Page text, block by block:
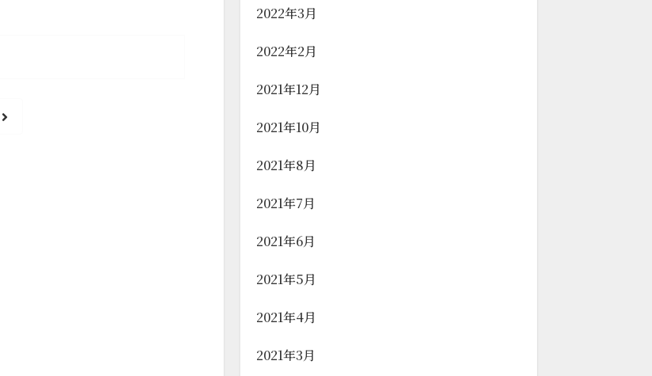
2022年3月
2022年2月
2021年12月
2021年10月
2021年8月
2021年7月
2021年6月
2021年5月
2021年4月
2021年3月